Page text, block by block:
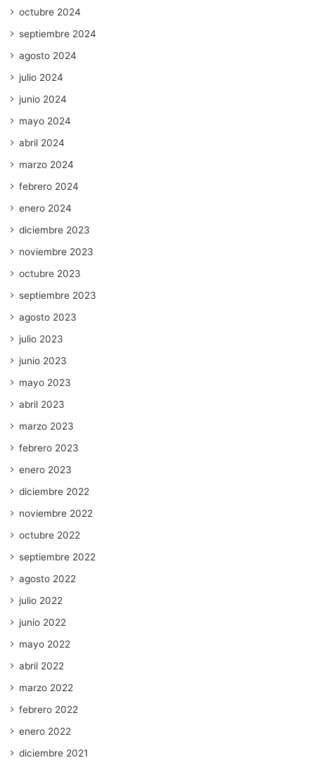
octubre 2024
septiembre 2024
agosto 2024
julio 2024
junio 2024
mayo 2024
abril 2024
marzo 2024
febrero 2024
enero 2024
diciembre 2023
noviembre 2023
octubre 2023
septiembre 2023
agosto 2023
julio 2023
junio 2023
mayo 2023
abril 2023
marzo 2023
febrero 2023
enero 2023
diciembre 2022
noviembre 2022
octubre 2022
septiembre 2022
agosto 2022
julio 2022
junio 2022
mayo 2022
abril 2022
marzo 2022
febrero 2022
enero 2022
diciembre 2021